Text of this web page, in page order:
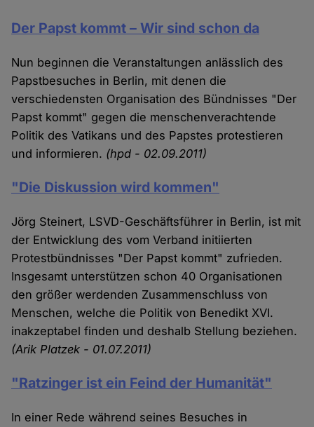
Der Papst kommt – Wir sind schon da
Nun beginnen die Veranstaltungen anlässlich des
Papstbesuches in Berlin, mit denen die
verschiedensten Organisation des Bündnisses "Der
Papst kommt" gegen die menschenverachtende
Politik des Vatikans und des Papstes protestieren
und informieren. (hpd - 02.09.2011)
"Die Diskussion wird kommen"
Jörg Steinert, LSVD-Geschäftsführer in Berlin, ist mit
der Entwicklung des vom Verband initiierten
Protestbündnisses "Der Papst kommt" zufrieden.
Insgesamt unterstützen schon 40 Organisationen
den größer werdenden Zusammenschluss von
Menschen, welche die Politik von Benedikt XVI.
inakzeptabel finden und deshalb Stellung beziehen.
(Arik Platzek - 01.07.2011)
"Ratzinger ist ein Feind der Humanität"
In einer Rede während seines Besuches in